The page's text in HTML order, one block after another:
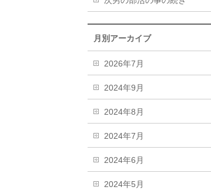
月別アーカイブ
2026年7月
2024年9月
2024年8月
2024年7月
2024年6月
2024年5月